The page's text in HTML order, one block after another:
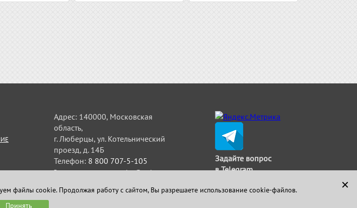
Адрес: 140000, Московская
область,
г. Люберцы, ул. Котельнический
проезд, д. 14Б
Телефон: 8 800 707-5-105
Электронная почта:uplot@strimat.ru
Задайте вопрос
в Telegram
✕
файлы cookie. Продолжая работу с сайтом, Вы разрешаете использование cookie-файлов.
Принять